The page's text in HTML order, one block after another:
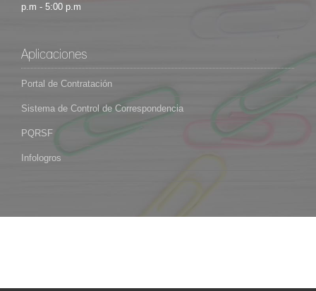
p.m - 5:00 p.m
Aplicaciones
Portal de Contratación
Sistema de Control de Correspondencia
PQRSF
Infologros